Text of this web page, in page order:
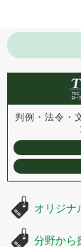
判例・法令・
オリジナ
分野から